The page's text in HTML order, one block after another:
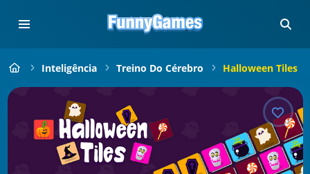
Inteligência Treino Do Cérebro Halloween Tiles